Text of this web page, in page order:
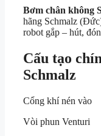
Bơm chân không
hãng Schmalz
robot gắp – hút,
Cấu tạo
Schmalz
Cổng khí nén vào
Vòi phun Venturi